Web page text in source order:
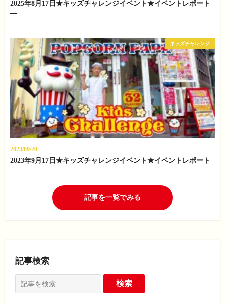
2025年8月17日★キッズチャレンジイベント★イベントレポート
—
2023/09/20
2023年9月17日★キッズチャレンジイベント★イベントレポート
キッズチャレンジ
記事を一覧でみる
記事検索